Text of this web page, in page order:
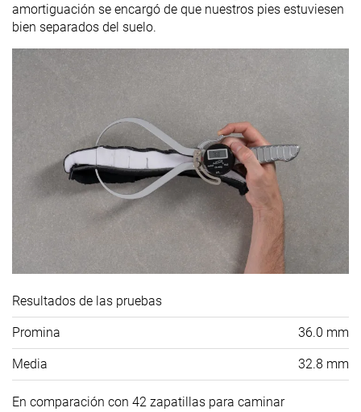
amortiguación se encargó de que nuestros pies estuviesen
bien separados del suelo.
Resultados de las pruebas
Promina 36.0 mm
Media 32.8 mm
En comparación con 42 zapatillas para caminar